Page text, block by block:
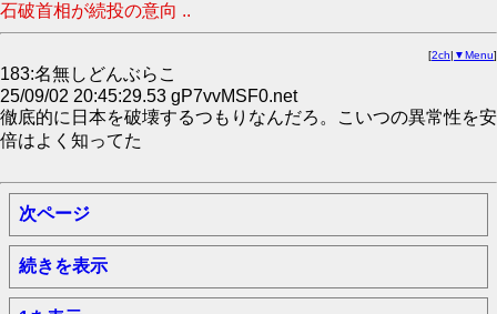
石破首相が続投の意向 ..
[2ch| ▼Menu]
183:名無しどんぶらこ
25/09/02 20:45:29.53 gP7vvMSF0.net
徹底的に日本を破壊するつもりなんだろ。こいつの異常性を安
倍はよく知ってた
次ページ
続きを表示